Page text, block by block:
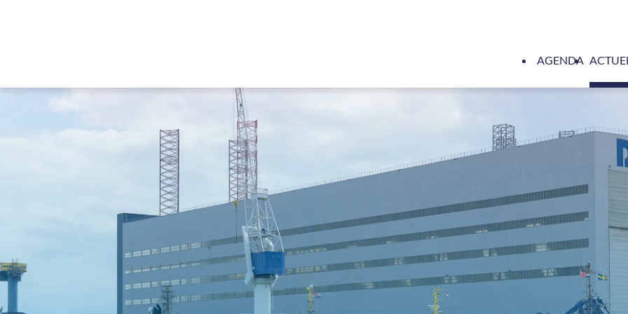
AGENDA